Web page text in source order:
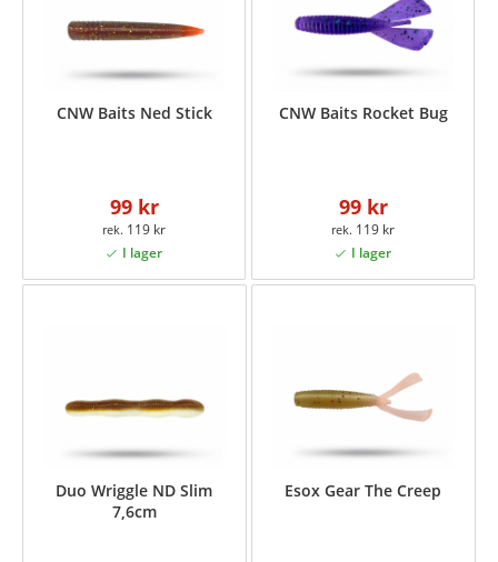
CNW Baits Ned Stick
99 kr
119 kr
CNW Baits Rocket Bug
99 kr
119 kr
Duo Wriggle ND Slim
7,6cm
Esox Gear The Creep